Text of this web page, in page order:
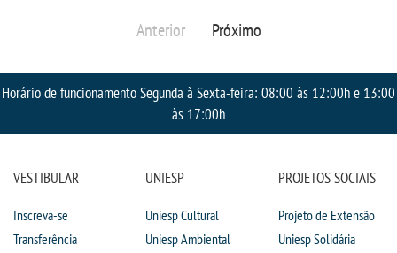
Anterior Próximo
Horário de funcionamento Segunda à Sexta-feira: 08:00 às 12:00h e 13:00
às 17:00h
VESTIBULAR
Inscreva-se
Transferência
UNIESP
Uniesp Cultural
Uniesp Ambiental
PROJETOS SOCIAIS
Projeto de Extensão
Uniesp Solidária